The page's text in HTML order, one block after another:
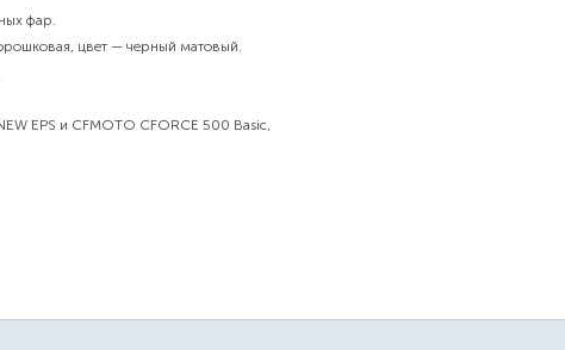
фар.
цвет — черный матовый.
EPS и CFMOTO CFORCE 500 Basic,